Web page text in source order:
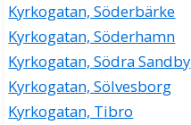
Kyrkogatan, Söderbärke
Kyrkogatan, Söderhamn
Kyrkogatan, Södra Sandby
Kyrkogatan, Sölvesborg
Kyrkogatan, Tibro